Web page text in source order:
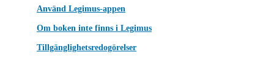
Använd Legimus-appen
Om boken inte finns i Legimus
Tillgänglighetsredogörelser